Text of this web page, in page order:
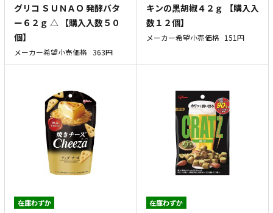
グリコ ＳＵＮＡＯ 発酵バタ
ー６２ｇ △ 【購入入数５０
個】
メーカー希望小売価格 363円
キンの黒胡椒４２ｇ 【購入入
数１２個】
メーカー希望小売価格 151円
在庫わずか 在庫わずか